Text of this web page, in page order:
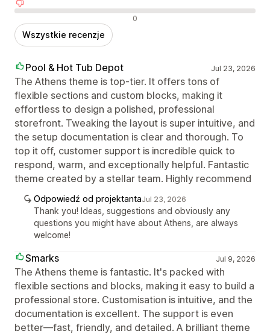
Negatywne recenzje 0
Wszystkie recenzje
Pool & Hot Tub Depot Jul 23, 2026
The Athens theme is top-tier. It offers tons of
flexible sections and custom blocks, making it
effortless to design a polished, professional
storefront. Tweaking the layout is super intuitive, and
the setup documentation is clear and thorough. To
top it off, customer support is incredible quick to
respond, warm, and exceptionally helpful. Fantastic
theme created by a stellar team. Highly recommend
Odpowiedź od projektantaJul 23, 2026
Thank you! Ideas, suggestions and obviously any
questions you might have about Athens, are always
welcome!
Smarks Jul 9, 2026
The Athens theme is fantastic. It's packed with
flexible sections and blocks, making it easy to build a
professional store. Customisation is intuitive, and the
documentation is excellent. The support is even
better—fast, friendly, and detailed. A brilliant theme